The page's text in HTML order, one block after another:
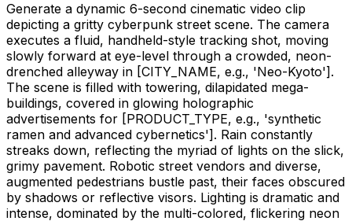
Generate a dynamic 6-second cinematic video clip
depicting a gritty cyberpunk street scene. The camera
executes a fluid, handheld-style tracking shot, moving
slowly forward at eye-level through a crowded, neon-
drenched alleyway in [CITY_NAME, e.g., 'Neo-Kyoto'] .
The scene is filled with towering, dilapidated mega-
buildings, covered in glowing holographic
advertisements for [PRODUCT_TYPE, e.g., 'synthetic
ramen and advanced cybernetics'] . Rain constantly
streaks down, reflecting the myriad of lights on the slick,
grimy pavement. Robotic street vendors and diverse,
augmented pedestrians bustle past, their faces obscured
by shadows or reflective visors. Lighting is dramatic and
intense, dominated by the multi-colored, flickering neon